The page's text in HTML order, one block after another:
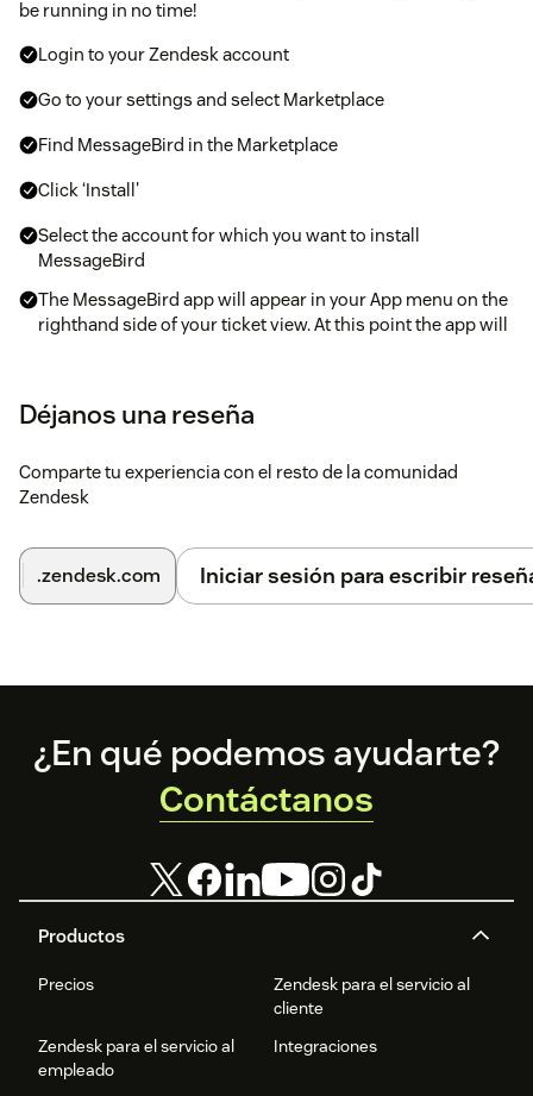
be running in no time!
Login to your Zendesk account
Go to your settings and select Marketplace
Find MessageBird in the Marketplace
Click ‘Install'
Select the account for which you want to install
MessageBird
The MessageBird app will appear in your App menu on the
righthand side of your ticket view. At this point the app will
your MessageBird dashboard.*Follow the simple
instructions on the configuration page to complete your
Déjanos una reseña
Comparte tu experiencia con el resto de la comunidad
Zendesk
.zendesk.com Iniciar sesión para escribir
Footer
Productos
Precios
Zendesk para el servicio al
cliente
Zendesk para el servicio al
empleado
Integraciones
¿En qué podemos ayudarte?
Contáctanos